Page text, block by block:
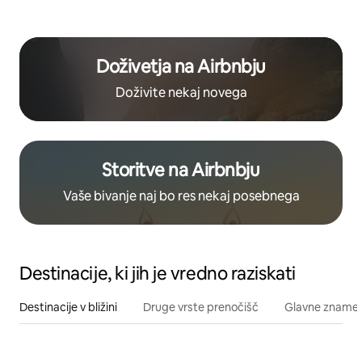
Doživetja na Airbnbju
Doživite nekaj novega
Storitve na Airbnbju
Vaše bivanje naj bo res nekaj posebnega
Destinacije, ki jih je vredno raziskati
Destinacije v bližini Druge vrste prenočišč Glavne